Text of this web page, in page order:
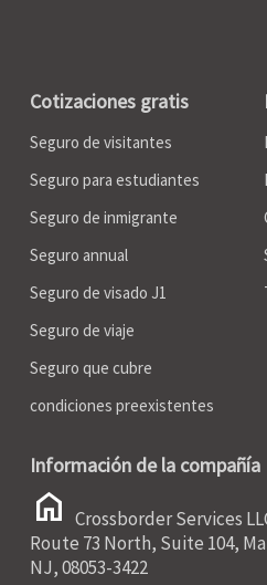
Cotizaciones gratis
Seguro de visitantes
Seguro para estudiantes
Seguro de inmigrante
Seguro annual
Seguro de visado J1
Seguro de viaje
Seguro que cubre
condiciones preexistentes
Información de la compañía
home Crossborder Services
Route 73 North, Suite 104,
NJ, 08053-3422